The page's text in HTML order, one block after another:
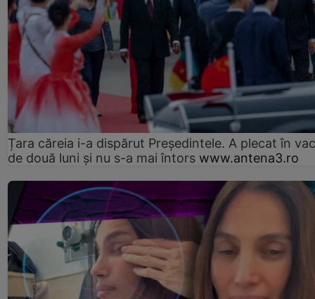
Țara căreia i-a dispărut Președintele. A plecat în
de două luni și nu s-a mai întors www.antena3.ro